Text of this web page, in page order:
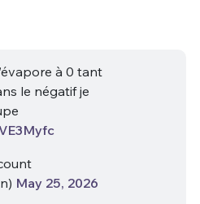
à 0 tant
le négatif je
May 25, 2026